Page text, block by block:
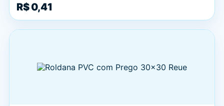
R$ 0,41